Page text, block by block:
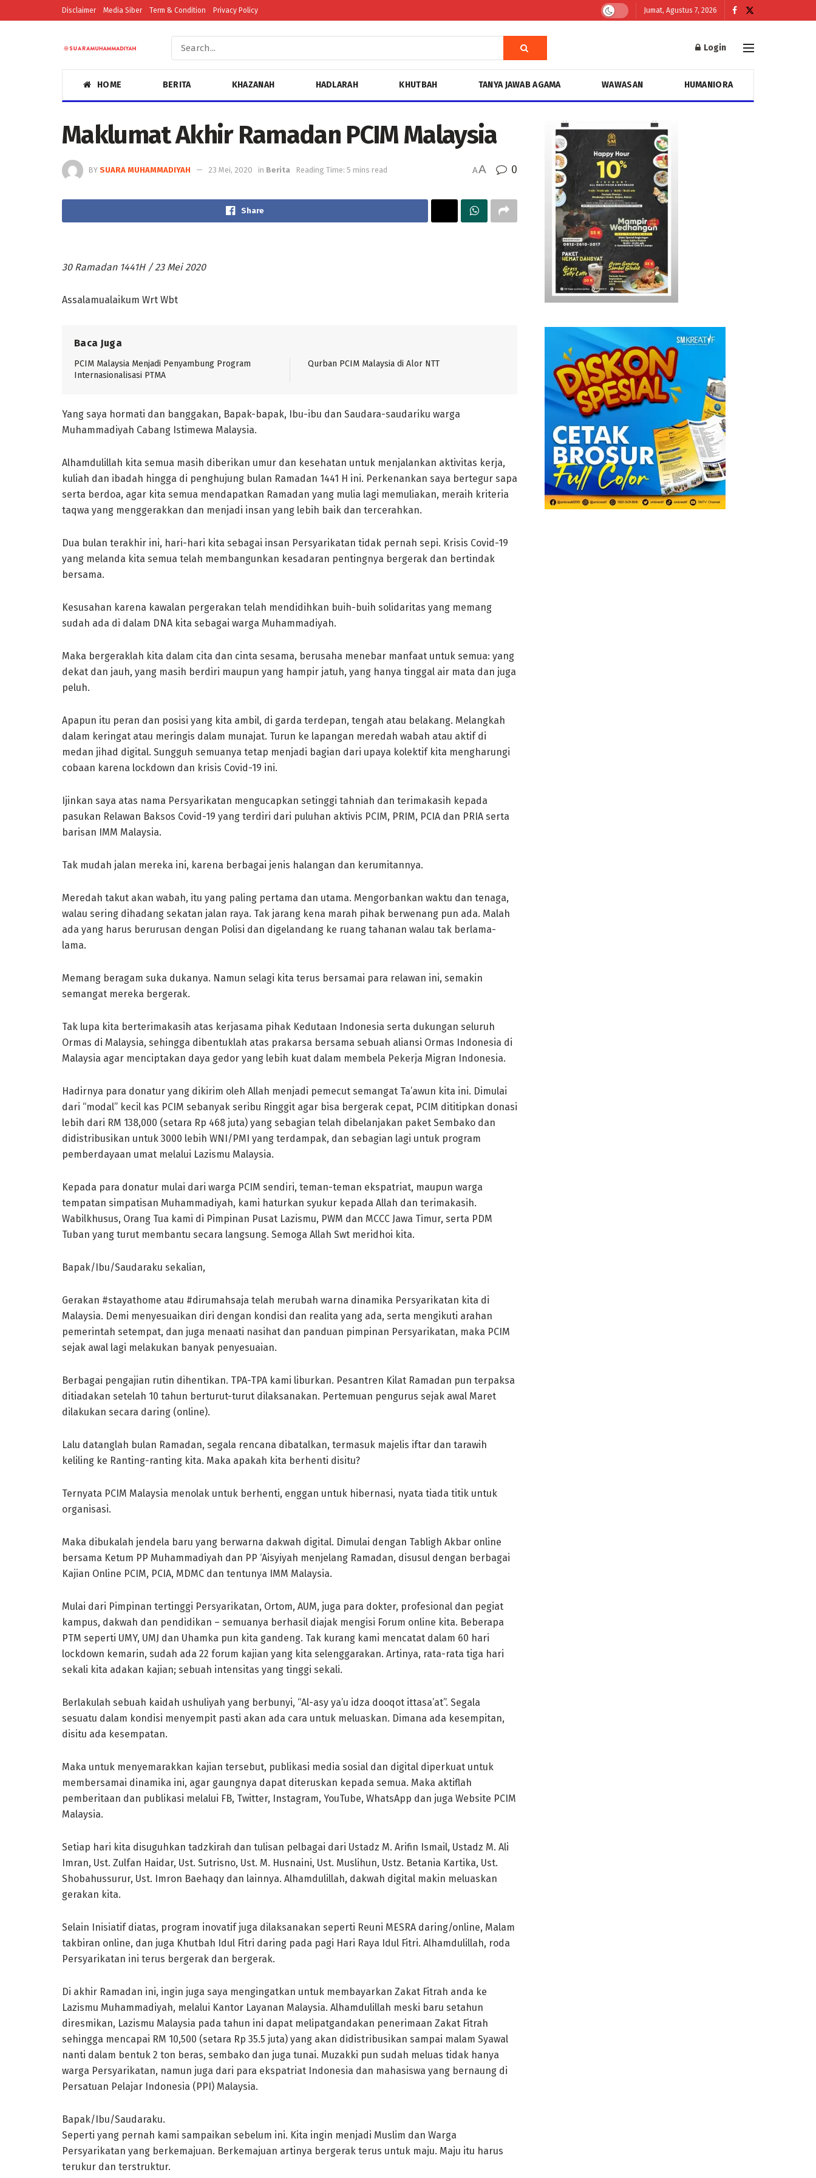
Disclaimer Media Siber Term & Condition Privacy Policy Jumat, Agustus 7, 2026
Login
HOME BERITA KHAZANAH HADLARAH KHUTBAH TANYA JAWAB AGAMA WAWASAN HUMANIORA
Maklumat Akhir Ramadan PCIM Malaysia
BY SUARA MUHAMMADIYAH 23 Mei, 2020 in Berita Reading Time: 5 mins read AA 0
Share
30 Ramadan 1441H / 23 Mei 2020
Assalamualaikum Wrt Wbt
Baca Juga
PCIM Malaysia Menjadi Penyambung Program
Internasionalisasi PTMA
Qurban PCIM Malaysia di Alor NTT
Yang saya hormati dan banggakan, Bapak-bapak, Ibu-ibu dan Saudara-saudariku warga
Muhammadiyah Cabang Istimewa Malaysia.
Alhamdulillah kita semua masih diberikan umur dan kesehatan untuk menjalankan aktivitas kerja,
kuliah dan ibadah hingga di penghujung bulan Ramadan 1441 H ini. Perkenankan saya bertegur sapa
serta berdoa, agar kita semua mendapatkan Ramadan yang mulia lagi memuliakan, meraih kriteria
taqwa yang menggerakkan dan menjadi insan yang lebih baik dan tercerahkan.
Dua bulan terakhir ini, hari-hari kita sebagai insan Persyarikatan tidak pernah sepi. Krisis Covid-19
yang melanda kita semua telah membangunkan kesadaran pentingnya bergerak dan bertindak
bersama.
Kesusahan karena kawalan pergerakan telah mendidihkan buih-buih solidaritas yang memang
sudah ada di dalam DNA kita sebagai warga Muhammadiyah.
Maka bergeraklah kita dalam cita dan cinta sesama, berusaha menebar manfaat untuk semua: yang
dekat dan jauh, yang masih berdiri maupun yang hampir jatuh, yang hanya tinggal air mata dan juga
peluh.
Apapun itu peran dan posisi yang kita ambil, di garda terdepan, tengah atau belakang. Melangkah
dalam keringat atau meringis dalam munajat. Turun ke lapangan meredah wabah atau aktif di
medan jihad digital. Sungguh semuanya tetap menjadi bagian dari upaya kolektif kita mengharungi
cobaan karena lockdown dan krisis Covid-19 ini.
Ijinkan saya atas nama Persyarikatan mengucapkan setinggi tahniah dan terimakasih kepada
pasukan Relawan Baksos Covid-19 yang terdiri dari puluhan aktivis PCIM, PRIM, PCIA dan PRIA serta
barisan IMM Malaysia.
Tak mudah jalan mereka ini, karena berbagai jenis halangan dan kerumitannya.
Meredah takut akan wabah, itu yang paling pertama dan utama. Mengorbankan waktu dan tenaga,
walau sering dihadang sekatan jalan raya. Tak jarang kena marah pihak berwenang pun ada. Malah
ada yang harus berurusan dengan Polisi dan digelandang ke ruang tahanan walau tak berlama-
lama.
Memang beragam suka dukanya. Namun selagi kita terus bersamai para relawan ini, semakin
semangat mereka bergerak.
Tak lupa kita berterimakasih atas kerjasama pihak Kedutaan Indonesia serta dukungan seluruh
Ormas di Malaysia, sehingga dibentuklah atas prakarsa bersama sebuah aliansi Ormas Indonesia di
Malaysia agar menciptakan daya gedor yang lebih kuat dalam membela Pekerja Migran Indonesia.
Hadirnya para donatur yang dikirim oleh Allah menjadi pemecut semangat Ta’awun kita ini. Dimulai
dari “modal” kecil kas PCIM sebanyak seribu Ringgit agar bisa bergerak cepat, PCIM dititipkan donasi
lebih dari RM 138,000 (setara Rp 468 juta) yang sebagian telah dibelanjakan paket Sembako dan
didistribusikan untuk 3000 lebih WNI/PMI yang terdampak, dan sebagian lagi untuk program
pemberdayaan umat melalui Lazismu Malaysia.
Kepada para donatur mulai dari warga PCIM sendiri, teman-teman ekspatriat, maupun warga
tempatan simpatisan Muhammadiyah, kami haturkan syukur kepada Allah dan terimakasih.
Wabilkhusus, Orang Tua kami di Pimpinan Pusat Lazismu, PWM dan MCCC Jawa Timur, serta PDM
Tuban yang turut membantu secara langsung. Semoga Allah Swt meridhoi kita.
Bapak/Ibu/Saudaraku sekalian,
Gerakan #stayathome atau #dirumahsaja telah merubah warna dinamika Persyarikatan kita di
Malaysia. Demi menyesuaikan diri dengan kondisi dan realita yang ada, serta mengikuti arahan
pemerintah setempat, dan juga menaati nasihat dan panduan pimpinan Persyarikatan, maka PCIM
sejak awal lagi melakukan banyak penyesuaian.
Berbagai pengajian rutin dihentikan. TPA-TPA kami liburkan. Pesantren Kilat Ramadan pun terpaksa
ditiadakan setelah 10 tahun berturut-turut dilaksanakan. Pertemuan pengurus sejak awal Maret
dilakukan secara daring (online).
Lalu datanglah bulan Ramadan, segala rencana dibatalkan, termasuk majelis iftar dan tarawih
keliling ke Ranting-ranting kita. Maka apakah kita berhenti disitu?
Ternyata PCIM Malaysia menolak untuk berhenti, enggan untuk hibernasi, nyata tiada titik untuk
organisasi.
Maka dibukalah jendela baru yang berwarna dakwah digital. Dimulai dengan Tabligh Akbar online
bersama Ketum PP Muhammadiyah dan PP ‘Aisyiyah menjelang Ramadan, disusul dengan berbagai
Kajian Online PCIM, PCIA, MDMC dan tentunya IMM Malaysia.
Mulai dari Pimpinan tertinggi Persyarikatan, Ortom, AUM, juga para dokter, profesional dan pegiat
kampus, dakwah dan pendidikan – semuanya berhasil diajak mengisi Forum online kita. Beberapa
PTM seperti UMY, UMJ dan Uhamka pun kita gandeng. Tak kurang kami mencatat dalam 60 hari
lockdown kemarin, sudah ada 22 forum kajian yang kita selenggarakan. Artinya, rata-rata tiga hari
sekali kita adakan kajian; sebuah intensitas yang tinggi sekali.
Berlakulah sebuah kaidah ushuliyah yang berbunyi, “Al-asy ya’u idza dooqot ittasa’at”. Segala
sesuatu dalam kondisi menyempit pasti akan ada cara untuk meluaskan. Dimana ada kesempitan,
disitu ada kesempatan.
Maka untuk menyemarakkan kajian tersebut, publikasi media sosial dan digital diperkuat untuk
membersamai dinamika ini, agar gaungnya dapat diteruskan kepada semua. Maka aktiflah
pemberitaan dan publikasi melalui FB, Twitter, Instagram, YouTube, WhatsApp dan juga Website PCIM
Malaysia.
Setiap hari kita disuguhkan tadzkirah dan tulisan pelbagai dari Ustadz M. Arifin Ismail, Ustadz M. Ali
Imran, Ust. Zulfan Haidar, Ust. Sutrisno, Ust. M. Husnaini, Ust. Muslihun, Ustz. Betania Kartika, Ust.
Shobahussurur, Ust. Imron Baehaqy dan lainnya. Alhamdulillah, dakwah digital makin meluaskan
gerakan kita.
Selain Inisiatif diatas, program inovatif juga dilaksanakan seperti Reuni MESRA daring/online, Malam
takbiran online, dan juga Khutbah Idul Fitri daring pada pagi Hari Raya Idul Fitri. Alhamdulillah, roda
Persyarikatan ini terus bergerak dan bergerak.
Di akhir Ramadan ini, ingin juga saya mengingatkan untuk membayarkan Zakat Fitrah anda ke
Lazismu Muhammadiyah, melalui Kantor Layanan Malaysia. Alhamdulillah meski baru setahun
diresmikan, Lazismu Malaysia pada tahun ini dapat melipatgandakan penerimaan Zakat Fitrah
sehingga mencapai RM 10,500 (setara Rp 35.5 juta) yang akan didistribusikan sampai malam Syawal
nanti dalam bentuk 2 ton beras, sembako dan juga tunai. Muzakki pun sudah meluas tidak hanya
warga Persyarikatan, namun juga dari para ekspatriat Indonesia dan mahasiswa yang bernaung di
Persatuan Pelajar Indonesia (PPI) Malaysia.
Bapak/Ibu/Saudaraku.
Seperti yang pernah kami sampaikan sebelum ini. Kita ingin menjadi Muslim dan Warga
Persyarikatan yang berkemajuan. Berkemajuan artinya bergerak terus untuk maju. Maju itu harus
terukur dan terstruktur.